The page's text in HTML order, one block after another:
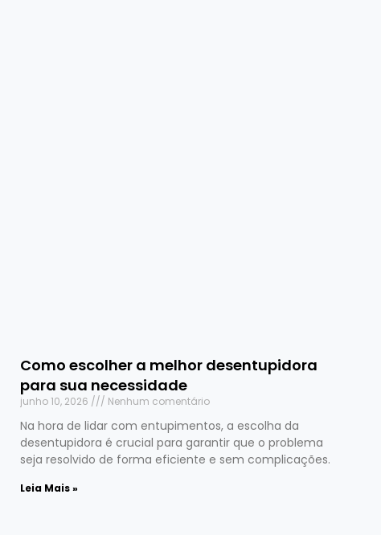
Como escolher a melhor desentupidora
para sua necessidade
junho 10, 2026 Nenhum comentário
Na hora de lidar com entupimentos, a escolha da
desentupidora é crucial para garantir que o problema
seja resolvido de forma eficiente e sem complicações.
Leia Mais »